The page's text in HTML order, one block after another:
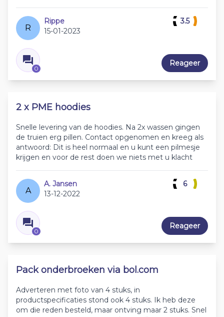
R
Rippe
15-01-2023
0
3.5
Reageer
2 x PME hoodies
Snelle levering van de hoodies. Na 2x wassen gingen
de truien erg pillen. Contact opgenomen en kreeg als
antwoord: Dit is heel normaal en u kunt een pilmesje
krijgen en voor de rest doen we niets met u klacht
A
A. Jansen
13-12-2022
0
6
Reageer
Pack onderbroeken via bol.com
Adverteren met foto van 4 stuks, in
productspecificaties stond ook 4 stuks. Ik heb deze
om die reden besteld, maar ontving maar 2 stuks. Snel